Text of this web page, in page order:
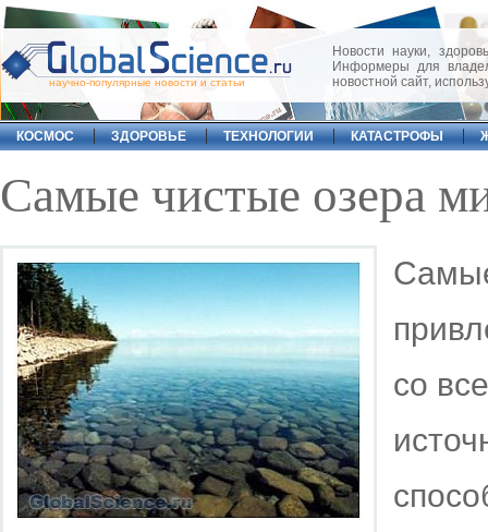
научно-популярные новости и статьи
Новости науки,
Информеры для
новостной сайт,
КОСМОС ЗДОРОВЬЕ ТЕХНОЛОГИИ КАТАСТРОФЫ
Самые чистые озера
со